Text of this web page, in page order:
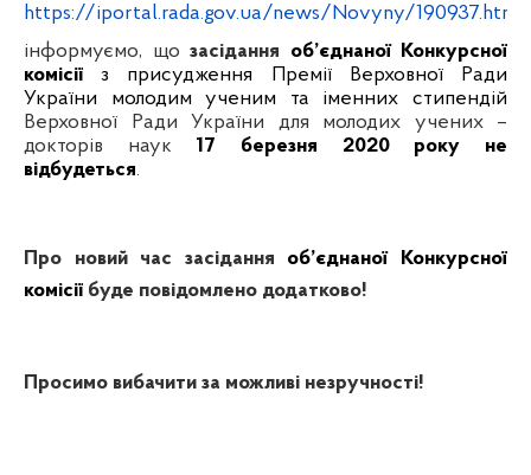
https://iportal.rada.gov.ua/news/Novyny/190937.html
інформуємо, що засідання об’єднаної Конкурсної
комісії з присудження Премії Верховної Ради
України молодим ученим та іменних стипендій
Верховної Ради України для молодих учених –
докторів наук 17 березня 2020 року не
відбудеться.
Про новий час засідання об’єднаної Конкурсної
комісії буде повідомлено додатково!
Просимо вибачити за можливі незручності!